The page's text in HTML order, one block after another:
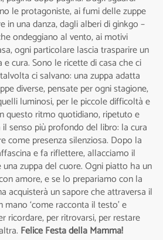
le protagoniste, ai fumi delle zuppe
in una danza, dagli alberi di ginkgo –
ondeggiano al vento, ai motivi
ogni particolare lascia trasparire un
cura. Sono le ricette di casa che ci
ci salvano: una zuppa adatta
diverse, pensate per ogni stagione,
luminosi, per le piccole difficoltà e
questo ritmo quotidiano, ripetuto e
senso più profondo del libro: la cura
come presenza silenziosa. Dopo la
e fa riflettere, allacciamo il
zuppa del cuore. Ogni piatto ha un
amore, e se lo prepariamo con la
acquisterà un sapore che attraversa il
‘come racconta il testo’ e
ricordare, per ritrovarsi, per restare
Felice Festa della Mamma!